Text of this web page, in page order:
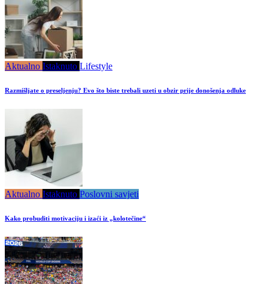
Aktualno Istaknuto Lifestyle
Razmišljate o preseljenju? Evo što biste trebali uzeti u obzir prije donošenja odluke
Aktualno Istaknuto Poslovni savjeti
Kako probuditi motivaciju i izaći iz „kolotečine“